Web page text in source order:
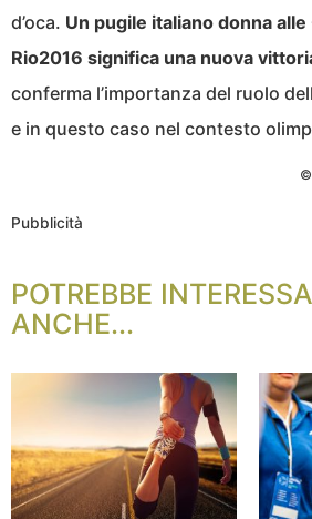
d’oca. Un pugile italiano donna
Rio2016 significa una nuova
conferma l’importanza del ruolo
e in questo caso nel contesto
Pubblicità
POTREBBE
ANCHE...